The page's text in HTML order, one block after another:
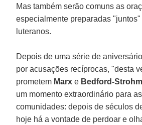
Mas também serão comuns as
especialmente preparadas
luteranos.
Depois de uma série de
por acusações recíprocas, "desta
prometem Marx e Bedford-Strohm
um momento extraordinário para
comunidades: depois de séculos
hoje há a vontade de perdoar e